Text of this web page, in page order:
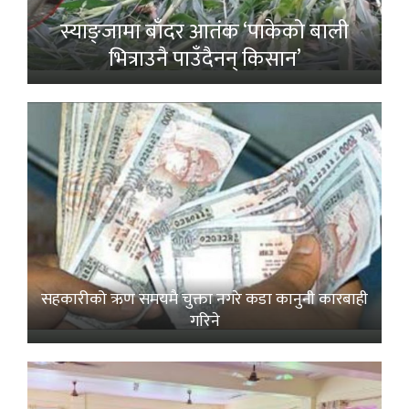
स्याङ्जामा बाँदर आतंक ‘पाकेको बाली
भित्राउनै पाउँदैनन् किसान’
सहकारीको ऋण समयमै चुक्ता नगरे कडा कानुनी कारबाही
गरिने